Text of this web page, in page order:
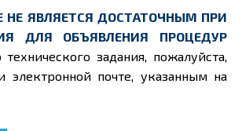
НЕ ЯВЛЯЕТСЯ ДОСТАТОЧНЫМ ПРИ
ДЛЯ ОБЪЯВЛЕНИЯ ПРОЦЕДУР
задания, пожалуйста,
почте, указанным на